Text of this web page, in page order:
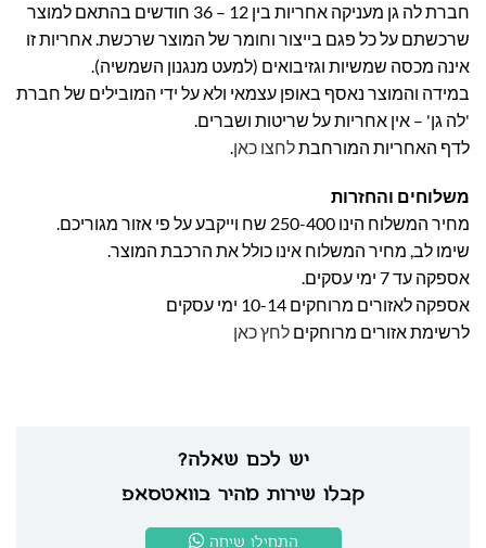
יש לכם שאלה?
קבלו שירות מהיר בוואטסאפ
התחילו שיחה
חברת לה גן מעניקה אחריות בין 12 – 36 חודשים בהתאם למוצר
שרכשתם על כל פגם בייצור וחומר של המוצר שרכשת. אחריות זו
אינה מכסה שמשיות וגזיבואים (למעט מנגנון השמשיה).
במידה והמוצר נאסף באופן עצמאי ולא על ידי המובילים של חברת
'לה גן' – אין אחריות על שריטות ושברים.
לדף האחריות המורחבתלחצו כאן.
משלוחים והחזרות
מחיר המשלוח הינו 250-400 שח וייקבע על פי אזור מגוריכם.
שימו לב, מחיר המשלוח אינו כולל את הרכבת המוצר.
אספקה עד 7 ימי עסקים.
אספקה לאזורים מרוחקים 10-14 ימי עסקים
לרשימת אזורים מרוחקים לחץ כאן